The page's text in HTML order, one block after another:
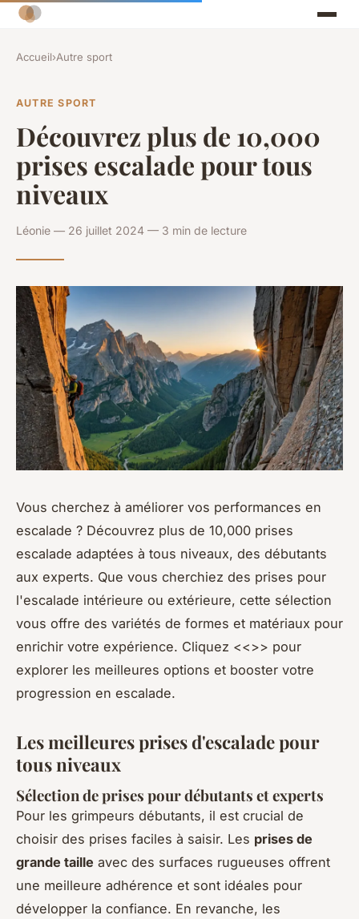
Accueil›Autre sport
AUTRE SPORT
Découvrez plus de 10,000
prises escalade pour tous
niveaux
Léonie — 26 juillet 2024 — 3 min de lecture
Vous cherchez à améliorer vos performances en
escalade ? Découvrez plus de 10,000 prises
escalade adaptées à tous niveaux, des débutants
aux experts. Que vous cherchiez des prises pour
l'escalade intérieure ou extérieure, cette sélection
vous offre des variétés de formes et matériaux pour
enrichir votre expérience. Cliquez <<>> pour
explorer les meilleures options et booster votre
progression en escalade.
Les meilleures prises d'escalade pour
tous niveaux
Sélection de prises pour débutants et experts
Pour les grimpeurs débutants, il est crucial de
choisir des prises faciles à saisir. Les prises de
grande taille avec des surfaces rugueuses offrent
une meilleure adhérence et sont idéales pour
développer la confiance. En revanche, les